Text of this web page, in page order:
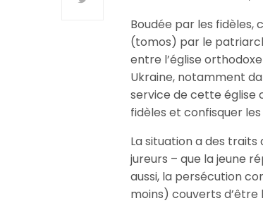
Boudée par les
(tomos) par le
entre l’église
Ukraine, notamment
service de cette église
fidèles et confisquer
La situation a des
jureurs – que la jeune
aussi, la persécution
moins) couverts d’être